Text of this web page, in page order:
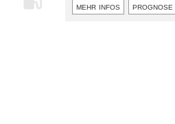
mehr infos prognose